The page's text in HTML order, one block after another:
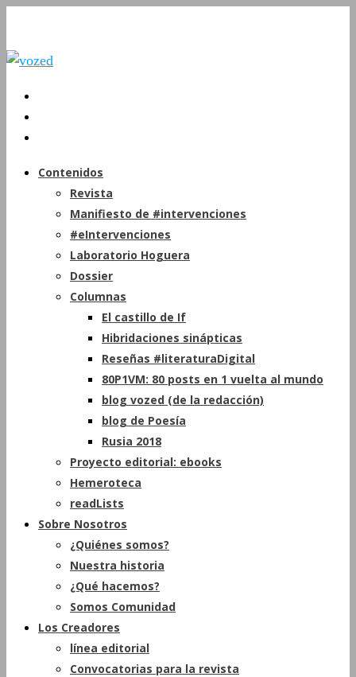
Contenidos
Revista
Manifiesto de #intervenciones
#eIntervenciones
Laboratorio Hoguera
Dossier
Columnas
El castillo de If
Hibridaciones sinápticas
Reseñas #literaturaDigital
80P1VM: 80 posts en 1 vuelta al mundo
blog vozed (de la redacción)
blog de Poesía
Rusia 2018
Proyecto editorial: ebooks
Hemeroteca
readLists
Sobre Nosotros
¿Quiénes somos?
Nuestra historia
¿Qué hacemos?
Somos Comunidad
Los Creadores
línea editorial
Convocatorias para la revista